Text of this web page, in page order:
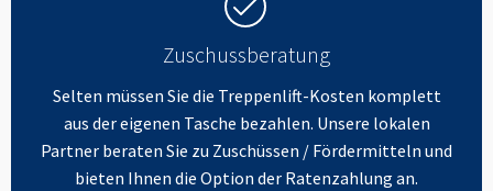
Zuschussberatung
Selten müssen Sie die Treppenlift-Kosten komplett
aus der eigenen Tasche bezahlen. Unsere lokalen
Partner beraten Sie zu Zuschüssen / Fördermitteln und
bieten Ihnen die Option der Ratenzahlung an.